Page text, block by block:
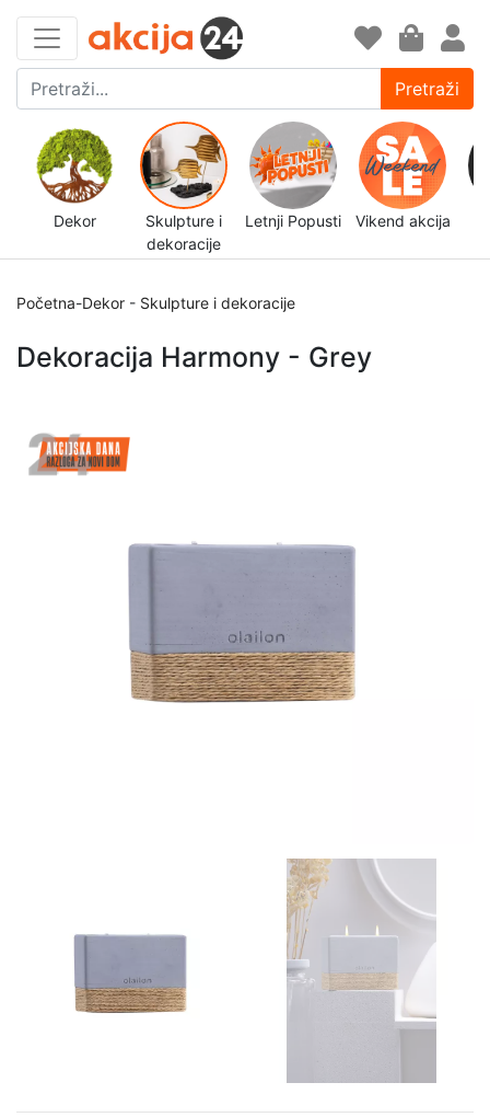
Pretraži
Dekor
Skulpture i
dekoracije
Letnji Popusti Vikend akcija
Početna-Dekor - Skulpture i dekoracije
Dekoracija Harmony - Grey